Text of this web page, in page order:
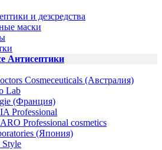
и дезсредства
маски
Антисептики
Cosmeceuticals (Австралия)
Lab
(Франция)
Professional
Professional cosmetics
(Япония)
Style